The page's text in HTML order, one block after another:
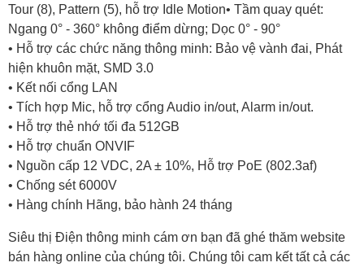
Tour (8), Pattern (5), hỗ trợ Idle Motion• Tầm quay quét:
Ngang 0° - 360° không điểm dừng; Dọc 0° - 90°
• Hỗ trợ các chức năng thông minh: Bảo vệ vành đai, Phát
hiện khuôn mặt, SMD 3.0
• Kết nối cổng LAN
• Tích hợp Mic, hỗ trợ cổng Audio in/out, Alarm in/out.
• Hỗ trợ thẻ nhớ tối đa 512GB
• Hỗ trợ chuẩn ONVIF
• Nguồn cấp 12 VDC, 2A ± 10%, Hỗ trợ PoE (802.3af)
• Chống sét 6000V
• Hàng chính Hãng, bảo hành 24 tháng
Siêu thị Điện thông minh cám ơn bạn đã ghé thăm website
bán hàng online của chúng tôi. Chúng tôi cam kết tất cả các